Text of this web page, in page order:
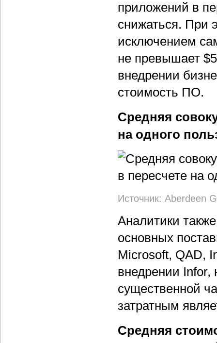
приложений в
снижаться. При
исключением
не превышает
внедрении
стоимость ПО.
Средняя
на одного
Источник: Aberdeen
Аналитики
основных
Microsoft, QAD,
внедрении Infor,
существенной
затратным
Средняя